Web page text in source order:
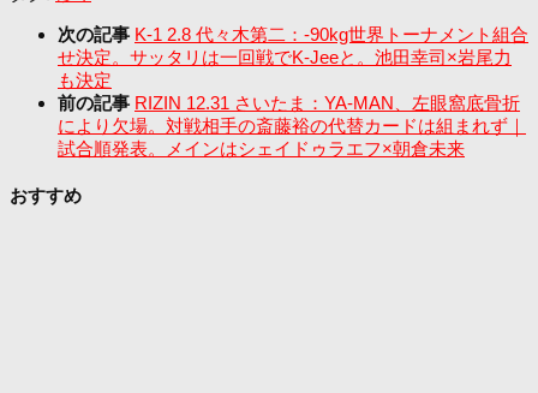
次の記事 K-1 2.8 代々木第二：-90kg世界トーナメント組合
せ決定。サッタリは一回戦でK-Jeeと。池田幸司×岩尾力
も決定
前の記事 RIZIN 12.31 さいたま：YA-MAN、左眼窩底骨折
により欠場。対戦相手の斎藤裕の代替カードは組まれず｜
試合順発表。メインはシェイドゥラエフ×朝倉未来
おすすめ